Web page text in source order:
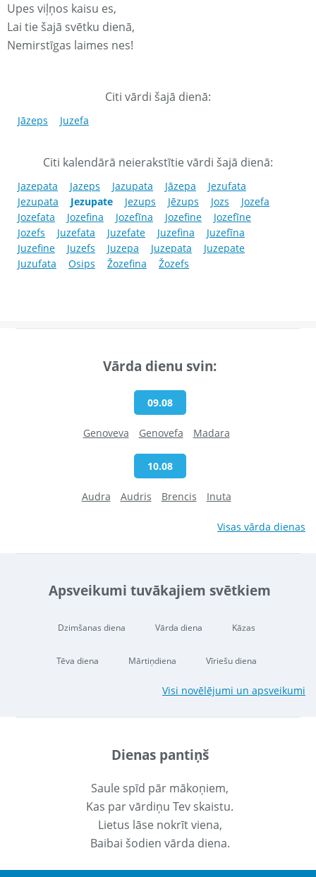
Upes viļņos kaisu es,
Lai tie šajā svētku dienā,
Nemirstīgas laimes nes!
Citi vārdi šajā dienā:
Jāzeps Juzefa
Citi kalendārā neierakstītie vārdi šajā dienā:
Jazepata Jazeps Jazupata Jāzepa
Jezufata
Jezupata
Jezupate Jezups Jēzups Jozs
Jozefa
Jozefata
Jozefina Jozefīna Jozefine
Jozefīne
Jozefs
Juzefata Juzefate Juzefina
Juzefīna
Juzefine
Juzefs Juzepa Juzepata
Juzepate
Juzufata
Osips Žozefina Žozefs
Vārda dienu svin:
09.08
Genoveva Genovefa Madara
10.08
Audra Audris Brencis Inuta
Visas vārda dienas
Apsveikumi tuvākajiem svētkiem
Dzimšanas diena Vārda diena Kāzas
Tēva diena Mārtiņdiena Vīriešu diena
Visi novēlējumi un apsveikumi
Dienas pantiņš
Saule spīd pār mākoņiem,
Kas par vārdiņu Tev skaistu.
Lietus lāse nokrīt viena,
Baibai šodien vārda diena.